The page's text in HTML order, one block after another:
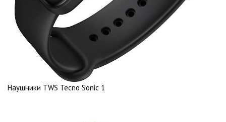
Наушники TWS Tecno Sonic 1